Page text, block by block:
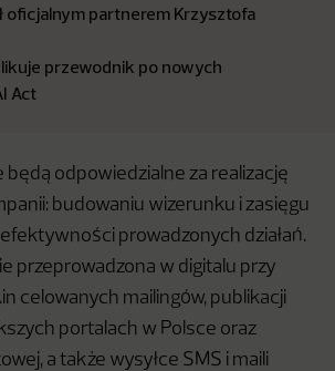
oficjalnym partnerem Krzysztofa
przewodnik po nowych
Act
będą odpowiedzialne za realizację
budowaniu wizerunku i zasięgu
prowadzonych działań.
przeprowadzona w digitalu przy
celowanych mailingów, publikacji
portalach w Polsce oraz
a także wysyłce SMS i maili